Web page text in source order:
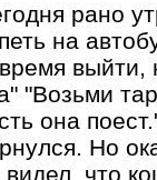
рано
на
выйти,
"Возьми
она
Но
видел, что